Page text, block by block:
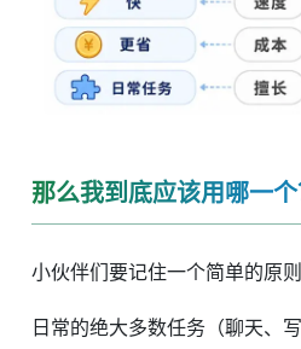
那么我到底应该用哪一个
小伙伴们要记住一个简单的原
日常的绝大多数任务（聊天、